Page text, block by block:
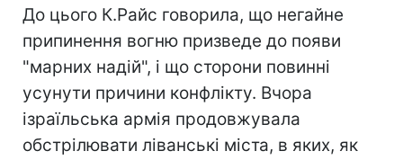
До цього К.Райс говорила, що негайне
припинення вогню призведе до появи
"марних надій", і що сторони повинні
усунути причини конфлікту. Вчора
ізраїльська армія продовжувала
обстрілювати ліванські міста, в яких, як